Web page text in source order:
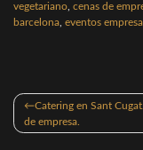
vegetariano, cenas de
barcelona, eventos
Navegación
de
entradas
Catering en Sant
de empresa.